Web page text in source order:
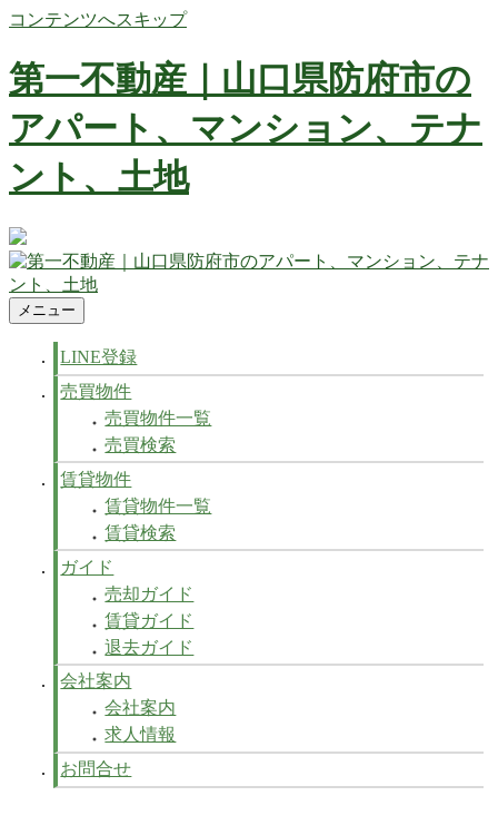
コンテンツへスキップ
第一不動産｜山口県防府市の
アパート、マンション、テナ
ント、土地
防府市の不動産 賃貸、マンション、アパート、テナントなど
不動産の事ならお任せ下さい
第一不動産｜山口県防府市のアパート、マンション、テナン
ト、土地
防府市の不動産 賃貸、マンション、アパート、テナントなど
不動産の事ならお任せ下さい
メニュー
LINE登録
売買物件
売買物件一覧
売買検索
賃貸物件
賃貸物件一覧
賃貸検索
ガイド
売却ガイド
賃貸ガイド
退去ガイド
会社案内
会社案内
求人情報
お問合せ